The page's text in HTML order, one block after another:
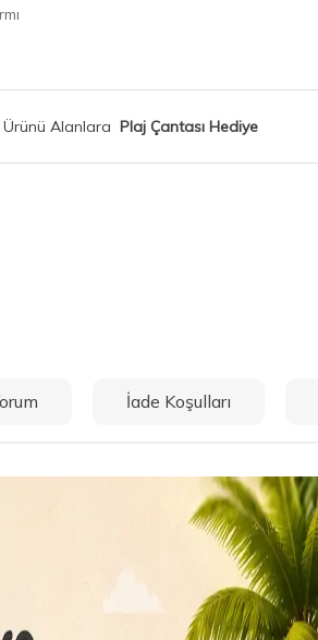
Alanlara Plaj Çantası Hediye
İade Koşulları